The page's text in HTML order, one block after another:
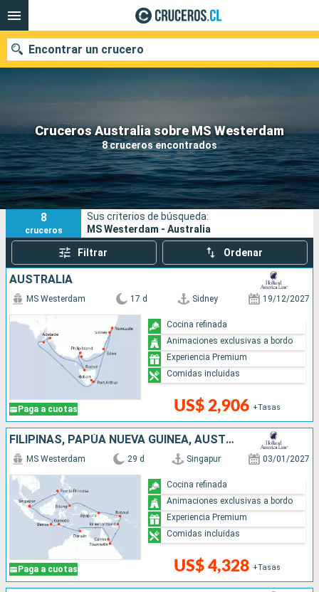
Cruceros Australia sobre MS Westerdam
8 cruceros encontrados
Encontrar un crucero
Nuestros destinos
Fecha de salida
Puertos Compañías
Buscar
8
cruceros
Sus criterios de búsqueda:
MS Westerdam - Australia
Filtrar Ordenar
AUSTRALIA
Paga a cuotas
MS Westerdam 17 d Sidney 19/12/2027
US$ 2,906 +Tasas
Cocina refinada
Animaciones exclusivas a bordo
Experiencia Premium
Comidas incluidas
FILIPINAS, PAPÚA NUEVA GUINEA, AUSTRALIA, INDONESIA, SINGAPUR
Paga a cuotas
MS Westerdam 29 d Singapur 03/01/2027
US$ 4,328 +Tasas
Cocina refinada
Animaciones exclusivas a bordo
Experiencia Premium
Comidas incluidas